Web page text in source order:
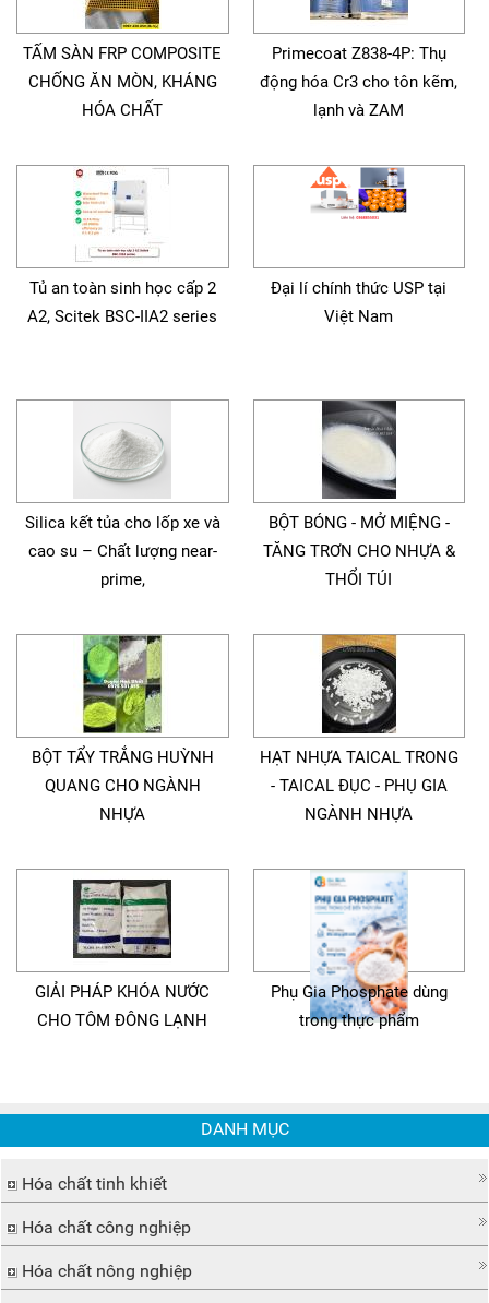
TẤM SÀN FRP COMPOSITE
CHỐNG ĂN MÒN, KHÁNG
HÓA CHẤT
Primecoat Z838-4P: Thụ
động hóa Cr3 cho tôn kẽm,
lạnh và ZAM
Tủ an toàn sinh học cấp 2
A2, Scitek BSC-IIA2 series
Đại lí chính thức USP tại
Việt Nam
Silica kết tủa cho lốp xe và
cao su – Chất lượng near-
prime,
BỘT BÓNG - MỞ MIỆNG -
TĂNG TRƠN CHO NHỰA &
THỔI TÚI
BỘT TẨY TRẮNG HUỲNH
QUANG CHO NGÀNH
NHỰA
HẠT NHỰA TAICAL TRONG
- TAICAL ĐỤC - PHỤ GIA
NGÀNH NHỰA
GIẢI PHÁP KHÓA NƯỚC
CHO TÔM ĐÔNG LẠNH
Phụ Gia Phosphate dùng
trong thực phẩm
DANH MỤC
Hóa chất tinh khiết
Hóa chất công nghiệp
Hóa chất nông nghiệp